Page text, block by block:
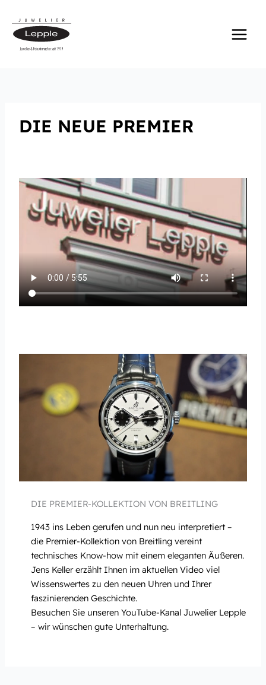
Inhalt
springen
DIE NEUE PREMIER
DIE PREMIER-KOLLEKTION VON BREITLING
1943 ins Leben gerufen und nun neu interpretiert –
die Premier-Kollektion von Breitling vereint
technisches Know-how mit einem eleganten Äußeren.
Jens Keller erzählt Ihnen im aktuellen Video viel
Wissenswertes zu den neuen Uhren und Ihrer
faszinierenden Geschichte.
Besuchen Sie unseren YouTube-Kanal Juwelier Lepple
– wir wünschen gute Unterhaltung.